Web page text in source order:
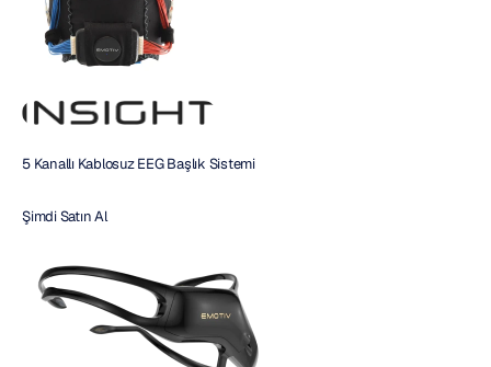
5 Kanallı Kablosuz EEG Başlık Sistemi
Şimdi Satın Al